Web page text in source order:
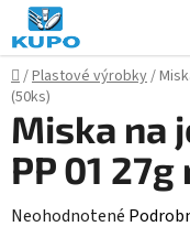
Prejsť
na
obsah
Domov
/Plastové výrobky/
(50ks)
Miska na
PP 01
Priemerné
Neohodnotené